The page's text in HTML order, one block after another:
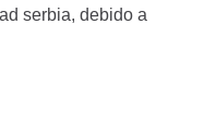
serbia, debido a